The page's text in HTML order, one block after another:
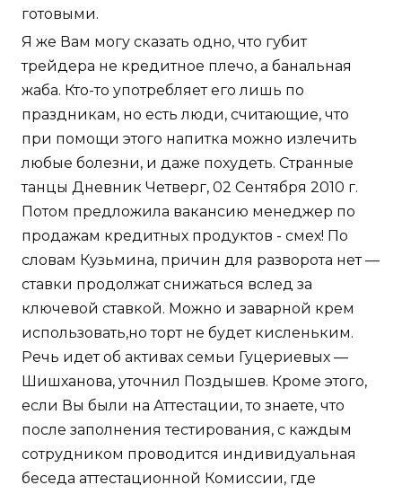
готовыми.
Я же Вам могу сказать одно, что губит
трейдера не кредитное плечо, а банальная
жаба. Кто-то употребляет его лишь по
праздникам, но есть люди, считающие, что
при помощи этого напитка можно излечить
любые болезни, и даже похудеть. Странные
танцы Дневник Четверг, 02 Сентября 2010 г.
Потом предложила вакансию менеджер по
продажам кредитных продуктов - смех! По
словам Кузьмина, причин для разворота нет —
ставки продолжат снижаться вслед за
ключевой ставкой. Можно и заварной крем
использовать,но торт не будет кисленьким.
Речь идет об активах семьи Гуцериевых —
Шишханова, уточнил Поздышев. Кроме этого,
если Вы были на Аттестации, то знаете, что
после заполнения тестирования, с каждым
сотрудником проводится индивидуальная
беседа аттестационной Комиссии, где